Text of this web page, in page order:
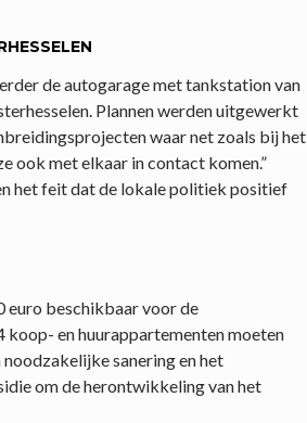
de autogarage met tankstation van
Plannen werden uitgewerkt
waar net zoals bij het
ook met elkaar in contact komen.”
het feit dat de lokale politiek positief
euro beschikbaar voor de
koop- en huurappartementen moeten
sanering en het
om de herontwikkeling van het